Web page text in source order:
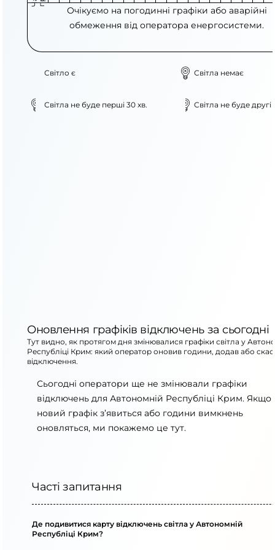
Очікуємо на погодинні графіки або аварійні
обмеження від оператора енергосистеми.
Світло є Світла немає
Світла не буде перші 30 хв. Світла не буде другі
Оновлення графіків відключень за сьогодні
Тут видно, як протягом дня змінювалися графіки світла у
Республіці Крим: який оператор оновив години, додав або
відключення.
Сьогодні оператори ще не змінювали графіки
відключень для Автономній Республіці Крим. Якщо
новий графік з’явиться або години вимкнень
оновляться, ми покажемо це тут.
Часті запитання
Де подивитися карту відключень світла у Автономній
Республіці Крим?